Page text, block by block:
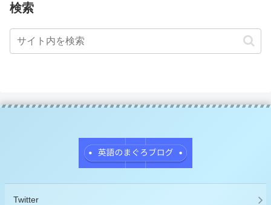
検索
Twitter